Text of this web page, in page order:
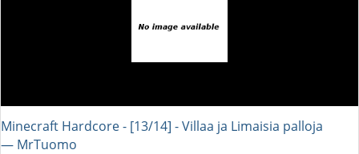
Minecraft Hardcore - [13/14] - Villaa ja Limaisia palloja
― MrTuomo